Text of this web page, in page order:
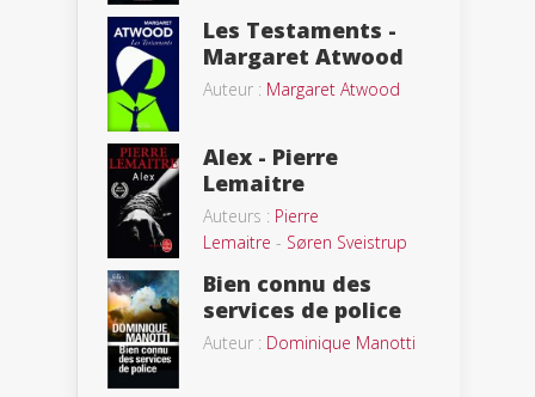
Les Testaments -
Margaret Atwood
Auteur : Margaret Atwood
Alex - Pierre
Lemaitre
Auteurs : Pierre
Lemaitre - Søren Sveistrup
Bien connu des
services de police
Auteur : Dominique Manotti